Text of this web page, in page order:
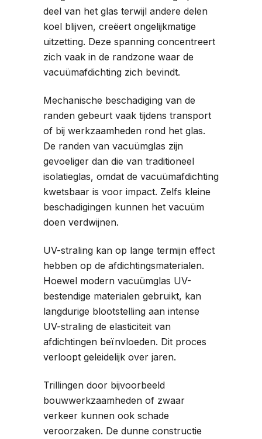
deel van het glas terwijl andere delen
koel blijven, creëert ongelijkmatige
uitzetting. Deze spanning concentreert
zich vaak in de randzone waar de
vacuümafdichting zich bevindt.
Mechanische beschadiging van de
randen gebeurt vaak tijdens transport
of bij werkzaamheden rond het glas.
De randen van vacuümglas zijn
gevoeliger dan die van traditioneel
isolatieglas, omdat de vacuümafdichting
kwetsbaar is voor impact. Zelfs kleine
beschadigingen kunnen het vacuüm
doen verdwijnen.
UV-straling kan op lange termijn effect
hebben op de afdichtingsmaterialen.
Hoewel modern vacuümglas UV-
bestendige materialen gebruikt, kan
langdurige blootstelling aan intense
UV-straling de elasticiteit van
afdichtingen beïnvloeden. Dit proces
verloopt geleidelijk over jaren.
Trillingen door bijvoorbeeld
bouwwerkzaamheden of zwaar
verkeer kunnen ook schade
veroorzaken. De dunne constructie